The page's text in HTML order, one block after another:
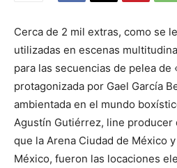
Cerca de 2 mil extras, como se
utilizadas en escenas
para las secuencias de pelea de
protagonizada por Gael García
ambientada en el mundo
Agustín Gutiérrez, line producer
que la Arena Ciudad de México
México, fueron las locaciones